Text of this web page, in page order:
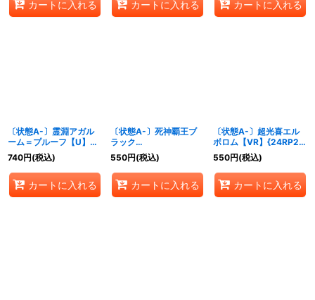
カートに入れる カートに入れる カートに入れる
〔状態A-〕霊淵アガル
ーム＝プルーフ【U】
{24RP2秘19/秘21}
《闇》
740円(税込)
カートに入れる
〔状態A-〕死神覇王ブ
ラック
XENARCH【SR】
{24RP2S5/S10}《闇》
550円(税込)
カートに入れる
〔状態A-〕超光喜エル
ボロム【VR】{24RP2秘
7/秘21}《多》
550円(税込)
カートに入れる